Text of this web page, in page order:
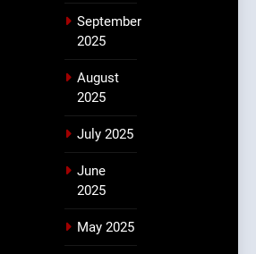
September
2025
August
2025
July 2025
June
2025
May 2025